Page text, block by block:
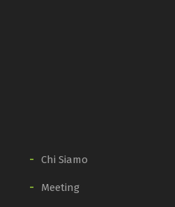
Chi Siamo
Meeting